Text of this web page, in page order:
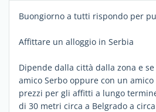
Buongiorno a tutti rispondo per
Affittare un alloggio in Serbia
Dipende dalla città dalla zona e
amico Serbo oppure con un
prezzi per gli affitti a lungo
di 30 metri circa a Belgrado a